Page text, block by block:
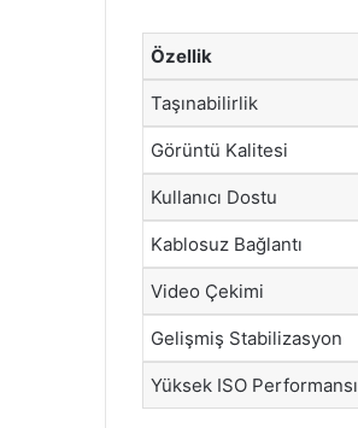
Özellik
Taşınabilirlik
Görüntü Kalitesi
Kullanıcı Dostu
Kablosuz Bağlantı
Video Çekimi
Gelişmiş Stabilizasyon
Yüksek ISO Performansı